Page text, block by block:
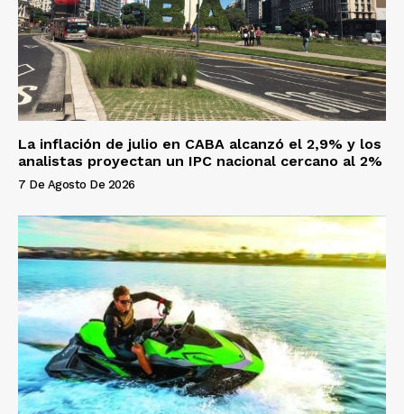
La inflación de julio en CABA alcanzó el 2,9% y los
analistas proyectan un IPC nacional cercano al 2%
7 De Agosto De 2026